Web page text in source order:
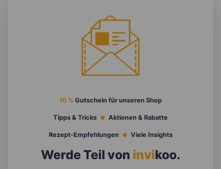
10 % Gutschein für unseren Shop
Tipps & Tricks Aktionen & Rabatte
Rezept-Empfehlungen Viele Insights
Werde Teil von invikoo.